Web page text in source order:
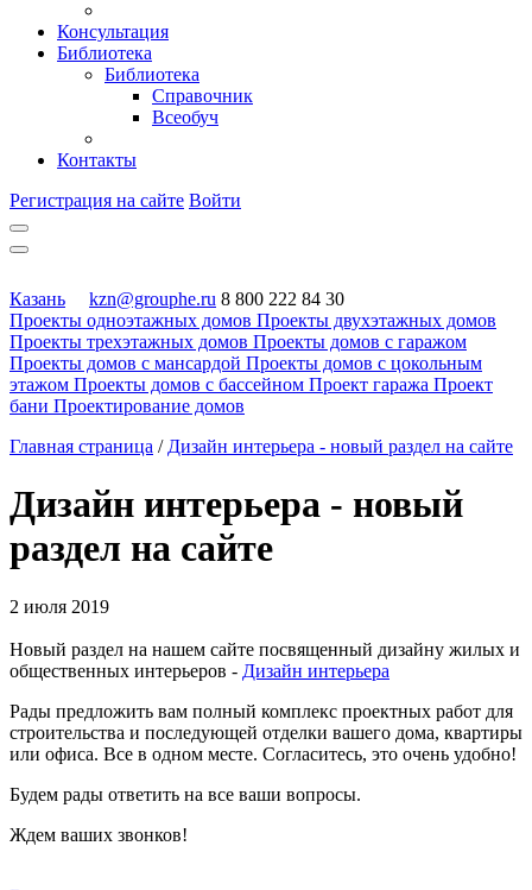
Консультация
Библиотека
Библиотека
Справочник
Всеобуч
Контакты
Регистрация на сайте Войти
Казань kzn@grouphe.ru 8 800 222 84 30
Проекты одноэтажных домов Проекты двухэтажных домов
Проекты трехэтажных домов Проекты домов с гаражом
Проекты домов с мансардой Проекты домов с цокольным
этажом Проекты домов с бассейном Проект гаража Проект
бани Проектирование домов
Главная страница / Дизайн интерьера - новый раздел на сайте
Дизайн интерьера - новый
раздел на сайте
2 июля 2019
Новый раздел на нашем сайте посвященный дизайну жилых и
общественных интерьеров - Дизайн интерьера
Рады предложить вам полный комплекс проектных работ для
строительства и последующей отделки вашего дома, квартиры
или офиса. Все в одном месте. Согласитесь, это очень удобно!
Будем рады ответить на все ваши вопросы.
Ждем ваших звонков!